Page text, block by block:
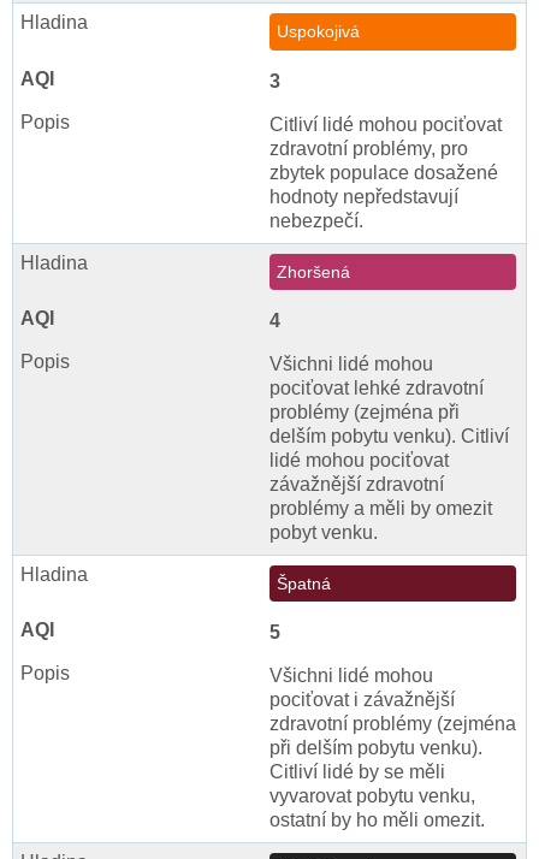
Uspokojivá
3
Citliví lidé mohou pociťovat
zdravotní problémy, pro
zbytek populace dosažené
hodnoty nepředstavují
nebezpečí.
Zhoršená
4
Všichni lidé mohou
pociťovat lehké zdravotní
problémy (zejména při
delším pobytu venku). Citliví
lidé mohou pociťovat
závažnější zdravotní
problémy a měli by omezit
pobyt venku.
Špatná
5
Všichni lidé mohou
pociťovat i závažnější
zdravotní problémy (zejména
při delším pobytu venku).
Citliví lidé by se měli
vyvarovat pobytu venku,
ostatní by ho měli omezit.